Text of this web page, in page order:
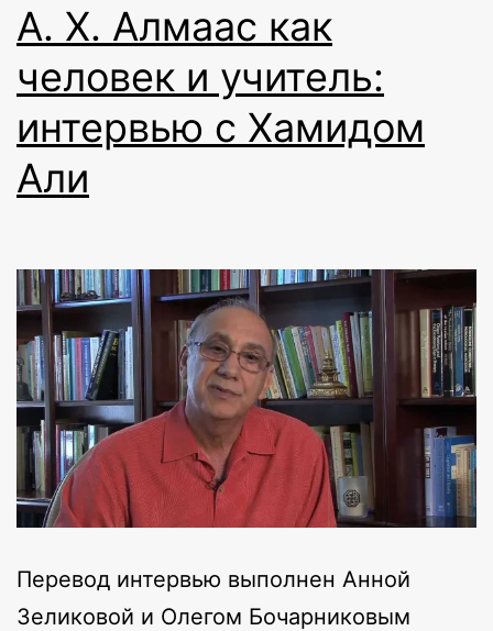
А. Х. Алмаас как
человек и учитель:
интервью с Хамидом
Али
Перевод интервью выполнен Анной
Зеликовой и Олегом Бочарниковым